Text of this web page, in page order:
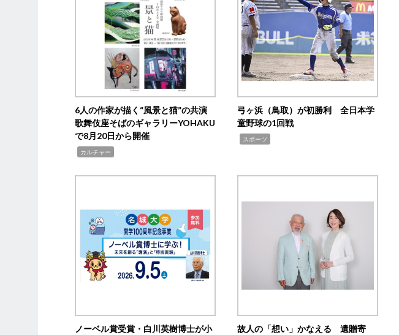
6人の作家が描く“風景と猫”の共演
歌舞伎座そばのギャラリーYOHAKU
で8月20日から開催
カルチャー
弓ヶ浜（鳥取）が初勝利 全日本学
童野球の1回戦
スポーツ
ノーベル賞受賞・白川英樹博士が小
故人の「想い」かなえる 遺贈寄